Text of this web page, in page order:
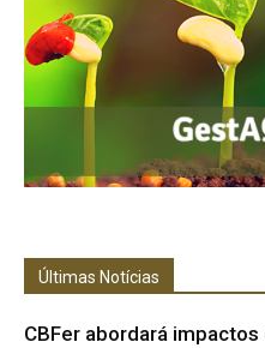
Últimas Notícias
CBFer abordará